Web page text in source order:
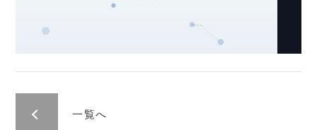
一覧へ